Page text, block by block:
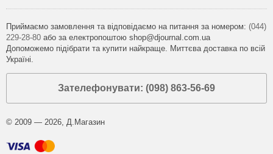
Приймаємо замовлення та відповідаємо на питання за номером: (044)
229-28-80 або за електропоштою shop@djournal.com.ua
Допоможемо підібрати та купити найкраще. Миттєва доставка по всій
Україні.
Зателефонувати: (098) 863-56-69
© 2009 — 2026, Д.Магазин